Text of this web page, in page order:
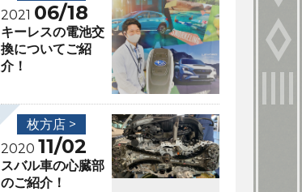
2021 06/18
キーレスの電池交
換についてご紹
介！
枚方店 >
2020 11/02
スバル車の心臓部
のご紹介！